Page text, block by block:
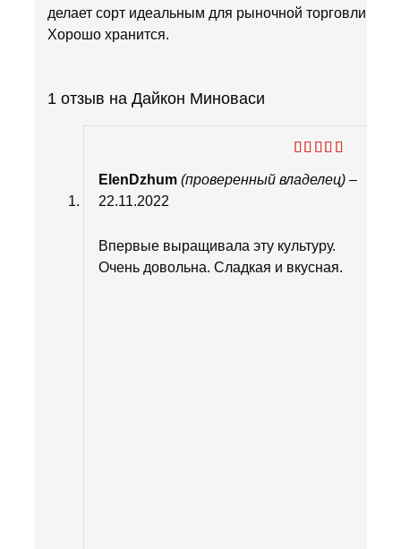
делает сорт идеальным для рыночной торговли.
Хорошо хранится.
1 отзыв на Дайкон Миноваси
из 5
ElenDzhum(проверенный владелец) –
22.11.2022
Впервые выращивала эту культуру.
Очень довольна. Сладкая и вкусная.